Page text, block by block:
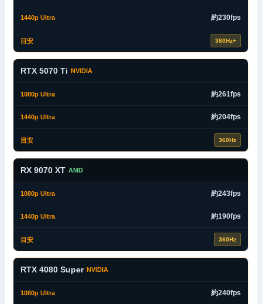
約230fps
360Hz+
RTX 5070 Ti NVIDIA
約261fps
約204fps
360Hz
RX 9070 XT AMD
約243fps
約190fps
360Hz
RTX 4080 Super NVIDIA
約240fps